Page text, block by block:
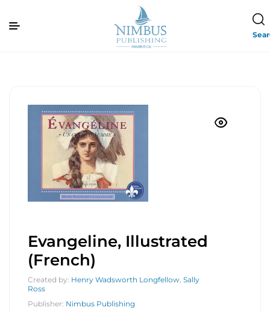
Evangeline, Illustrated
(French)
Created by: Henry Wadsworth Longfellow, Sally
Ross
Publisher: Nimbus Publishing